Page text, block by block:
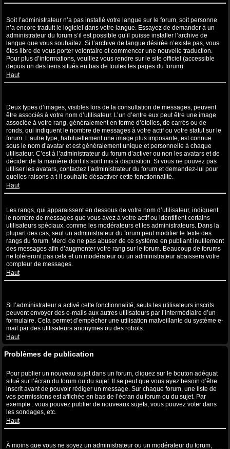
Soit l’administrateur n’a pas installé votre langue sur le forum, soit personne
n’a encore traduit le logiciel dans votre langue. Essayez de demander à un
administrateur du forum s’il est possible qu’il puisse installer l’archive de
langue que vous souhaitez. Si l’archive de langue désirée n’existe pas, vous
êtes libre de vous porter volontaire et commencer une nouvelle traduction.
Pour plus d’informations, veuillez vous rendre sur le site officiel (accessible
depuis un des liens situés en bas de toutes les pages du forum).
Haut
Deux types d’images, visibles lors de la consultation de messages, peuvent
être associés à votre nom d’utilisateur. L’un d’entre eux peut être une image
associée à votre rang, généralement en forme d’étoiles, de carrés ou de
ronds, qui indiquent le nombre de messages à votre actif ou votre statut sur le
forum. L’autre type, habituellement une image plus imposante, est connue
sous le nom d’avatar et est généralement unique et personnelle à chaque
utilisateur. C’est à l’administrateur du forum d’activer ou non les avatars et de
décider de la manière dont ils sont mis à disposition. Si vous ne pouvez pas
utiliser les avatars, contactez l’administrateur du forum et demandez-lui pour
quelles raisons a t-il souhaité désactiver cette fonctionnalité.
Haut
Les rangs, qui apparaissent en dessous de votre nom d’utilisateur, indiquent
le nombre de messages que vous avez à votre actif ou identifient certains
utilisateurs spéciaux, comme les modérateurs et les administrateurs. Dans la
plupart des cas, seul un administrateur du forum peut modifier le texte des
rangs du forum. Merci de ne pas abuser de ce système en publiant inutilement
des messages afin d’augmenter votre rang sur le forum. Beaucoup de forums
ne toléreront pas cela et un modérateur ou un administrateur abaissera votre
compteur de messages.
Haut
Si l’administrateur a activé cette fonctionnalité, seuls les utilisateurs inscrits
peuvent envoyer des e-mails aux autres utilisateurs par l’intermédiaire d’un
formulaire. Cela permet d’empêcher une utilisation malveillante du système e-
mail par des utilisateurs anonymes ou des robots.
Haut
Problèmes de publication
Pour publier un nouveau sujet dans un forum, cliquez sur le bouton adéquat
situé sur l’écran du forum ou du sujet. Il se peut que vous ayez besoin d’être
inscrit avant de pouvoir rédiger un message. Sur chaque forum, une liste de
vos permissions est affichée en bas de l’écran du forum ou du sujet. Par
exemple : vous pouvez publier de nouveaux sujets, vous pouvez voter dans
les sondages, etc.
Haut
À moins que vous ne soyez un administrateur ou un modérateur du forum,